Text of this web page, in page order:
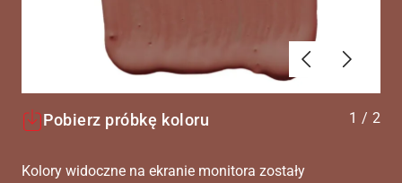
Poprzednie
Dalej
Pobierz próbkę koloru 1 / 2
Kolory widoczne na ekranie monitora zostały